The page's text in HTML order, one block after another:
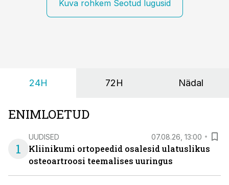
Kuva rohkem Seotud lugusid
24H 72H Nädal
ENIMLOETUD
1
UUDISED 07.08.26, 13:00
Kliinikumi ortopeedid osalesid ulatuslikus
osteoartroosi teemalises uuringus